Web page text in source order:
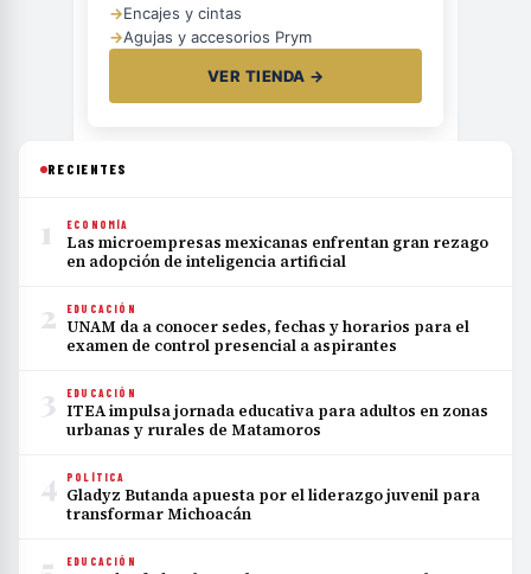
→Encajes y cintas
→Agujas y accesorios Prym
VER TIENDA →
RECIENTES
1 ECONOMÍA
Las microempresas mexicanas enfrentan gran rezago
en adopción de inteligencia artificial
2 EDUCACIÓN
UNAM da a conocer sedes, fechas y horarios para el
examen de control presencial a aspirantes
3 EDUCACIÓN
ITEA impulsa jornada educativa para adultos en zonas
urbanas y rurales de Matamoros
4 POLÍTICA
Gladyz Butanda apuesta por el liderazgo juvenil para
transformar Michoacán
EDUCACIÓN